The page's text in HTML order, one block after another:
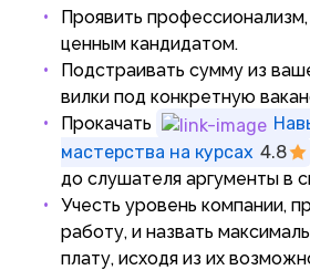
Проявить
ценным кандидатом.
Подстраивать сумму из
вилки под конкретную
Прокачать
мастерства на курсах 4.8
до слушателя аргументы в
Учесть уровень компании,
работу, и назвать
плату, исходя из их